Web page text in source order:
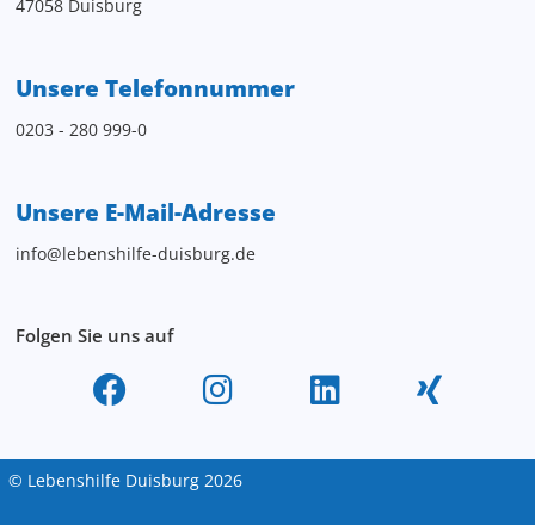
47058 Duisburg
Unsere Telefonnummer
0203 - 280 999-0
Unsere E-Mail-Adresse
info@lebenshilfe-duisburg.de
Folgen Sie uns auf
© Lebenshilfe Duisburg 2026